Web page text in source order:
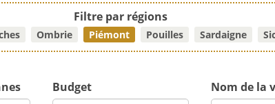
Filtre par régions
Ombrie Piémont Pouilles Sardaigne
Budget Nom de la